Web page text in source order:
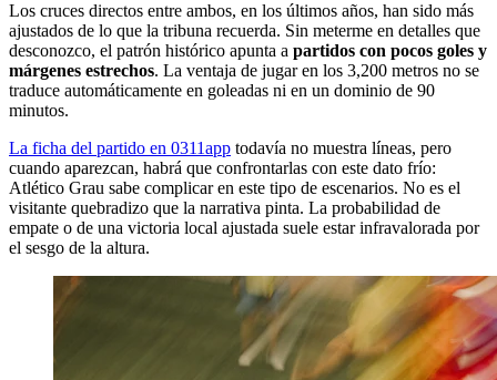
Los cruces directos entre ambos, en los últimos años, han sido más
ajustados de lo que la tribuna recuerda. Sin meterme en detalles que
desconozco, el patrón histórico apunta a partidos con pocos goles y
márgenes estrechos. La ventaja de jugar en los 3,200 metros no se
traduce automáticamente en goleadas ni en un dominio de 90
minutos.
La ficha del partido en 0311app todavía no muestra líneas, pero
cuando aparezcan, habrá que confrontarlas con este dato frío:
Atlético Grau sabe complicar en este tipo de escenarios. No es el
visitante quebradizo que la narrativa pinta. La probabilidad de
empate o de una victoria local ajustada suele estar infravalorada por
el sesgo de la altura.